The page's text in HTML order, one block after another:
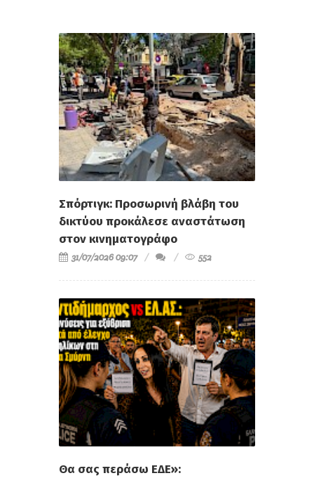
Σπόρτιγκ: Προσωρινή βλάβη του
δικτύου προκάλεσε αναστάτωση
στον κινηματογράφο
31/07/2026 09:07 552
Θα σας περάσω ΕΔΕ»: